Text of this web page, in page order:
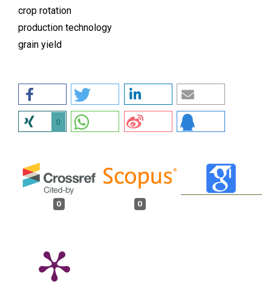
crop rotation
production technology
grain yield
0
0 0